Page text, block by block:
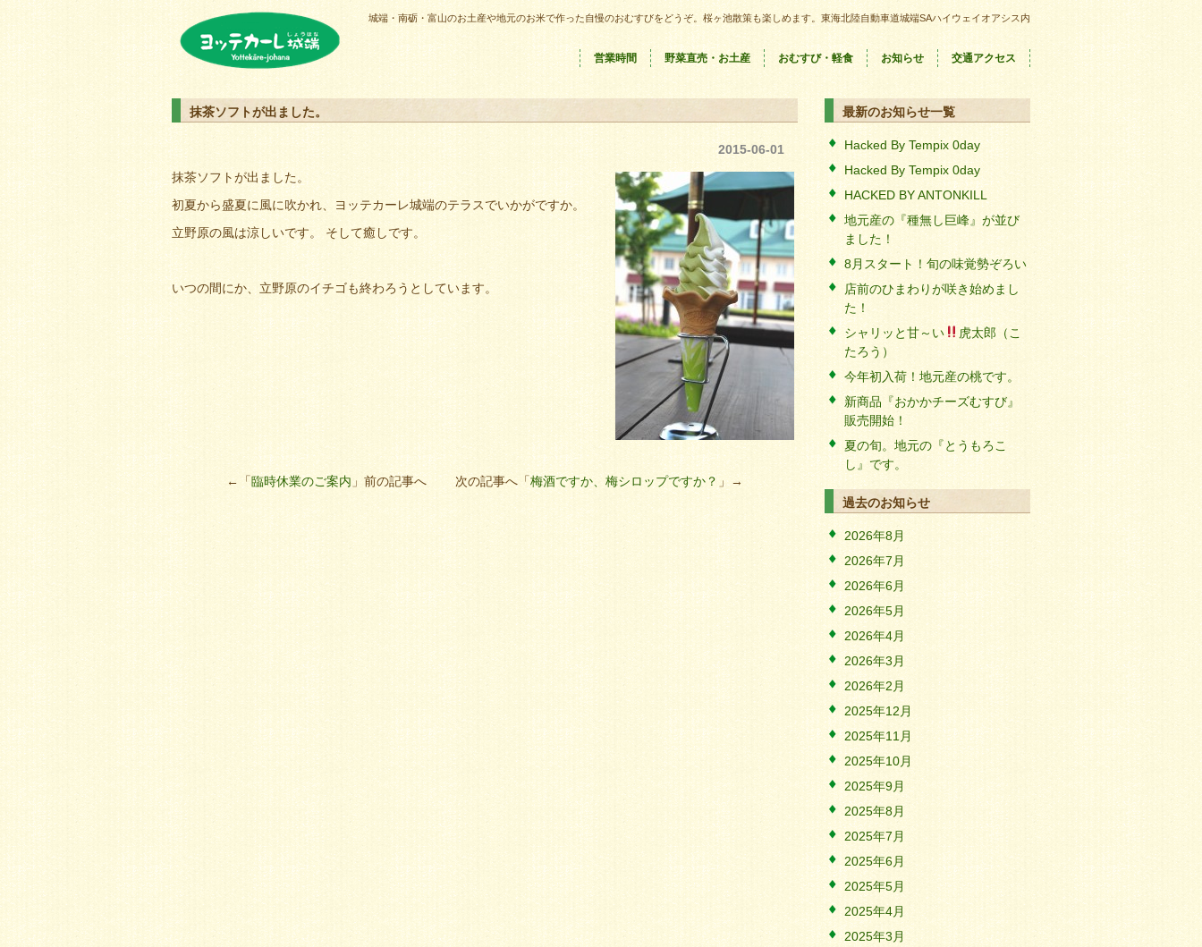
城端・南砺・富山のお土産や地元のお米で作った自慢のおむすびをどうぞ。桜ヶ池散策も楽しめます。東海北陸自動車道城端SAハイウェイオアシス内
営業時間 野菜直売・お土産 おむすび・軽食 お知らせ 交通アクセス
抹茶ソフトが出ました。
2015-06-01
抹茶ソフトが出ました。
初夏から盛夏に風に吹かれ、ヨッテカーレ城端のテラスでいかがですか。
立野原の風は涼しいです。 そして癒しです。
いつの間にか、立野原のイチゴも終わろうとしています。
←「臨時休業のご案内 」前の記事へ 次の記事へ「梅酒ですか、梅シロップですか？ 」→
最新のお知らせ一覧
Hacked By Tempix 0day
Hacked By Tempix 0day
HACKED BY ANTONKILL
地元産の『種無し巨峰』が並び
ました！
8月スタート！旬の味覚勢ぞろい
店前のひまわりが咲き始めまし
た！
シャリッと甘～い
虎太郎（こ
たろう）
今年初入荷！地元産の桃です。
新商品『おかかチーズむすび』
販売開始！
夏の旬。地元の『とうもろこ
し』です。
過去のお知らせ
2026年8月
2026年7月
2026年6月
2026年5月
2026年4月
2026年3月
2026年2月
2025年12月
2025年11月
2025年10月
2025年9月
2025年8月
2025年7月
2025年6月
2025年5月
2025年4月
2025年3月